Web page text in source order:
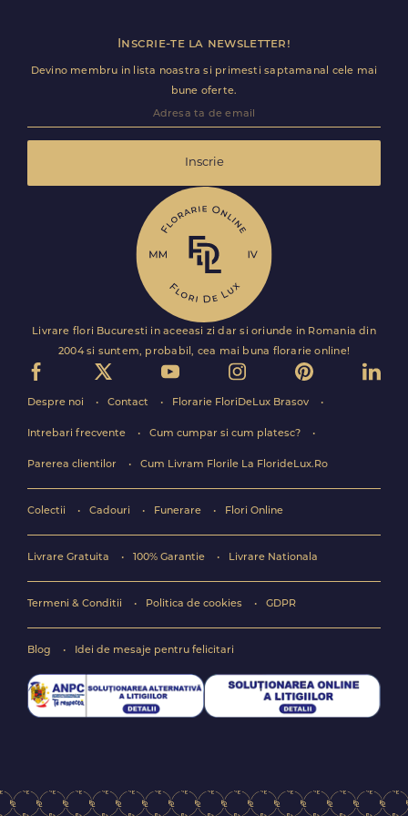
Inscrie-te la newsletter!
Devino membru in lista noastra si primesti saptamanal cele mai
bune oferte.
Inscrie
Livrare flori Bucuresti in aceeasi zi dar si oriunde in Romania din
2004 si suntem, probabil, cea mai buna florarie online!
Despre noi Contact Florarie FloriDeLux Brasov
Intrebari frecvente Cum cumpar si cum platesc?
Parerea clientilor Cum Livram Florile La FlorideLux.Ro
Colectii Cadouri Funerare Flori Online
Livrare Gratuita 100% Garantie Livrare Nationala
Termeni & Conditii Politica de cookies GDPR
Blog Idei de mesaje pentru felicitari